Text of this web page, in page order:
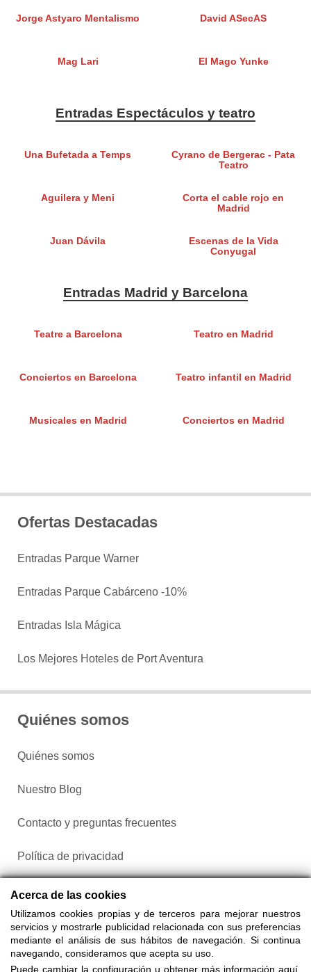
Jorge Astyaro Mentalismo David ASecAS
Mag Lari El Mago Yunke
Entradas Espectáculos y teatro
Una Bufetada a Temps
Cyrano de Bergerac - Pata
Teatro
Aguilera y Meni
Corta el cable rojo en
Madrid
Juan Dávila
Escenas de la Vida
Conyugal
Entradas Madrid y Barcelona
Teatre a Barcelona Teatro en Madrid
Conciertos en Barcelona Teatro infantil en Madrid
Musicales en Madrid Conciertos en Madrid
Ofertas Destacadas
Entradas Parque Warner
Entradas Parque Cabárceno -10%
Entradas Isla Mágica
Los Mejores Hoteles de Port Aventura
Quiénes somos
Quiénes somos
Nuestro Blog
Contacto y preguntas frecuentes
Política de privacidad
Configurar cookies
Acerca de las cookies
Utilizamos cookies propias y de terceros para mejorar nuestros
servicios y mostrarle publicidad relacionada con sus preferencias
mediante el análisis de sus hábitos de navegación. Si continua
navegando, consideramos que acepta su uso.
Puede cambiar la configuración u obtener más información aquí.